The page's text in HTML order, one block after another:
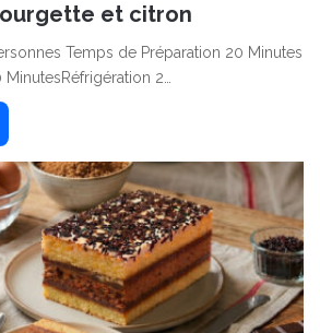
et citron
Temps de Préparation 20 Minutes
2…